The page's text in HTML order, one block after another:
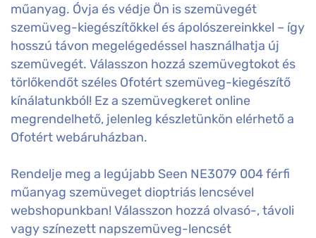
műanyag. Óvja és védje Ön is szemüvegét
szemüveg-kiegészítőkkel és ápolószereinkkel – így
hosszú távon megelégedéssel használhatja új
szemüvegét. Válasszon hozzá szemüvegtokot és
törlőkendőt széles Ofotért szemüveg-kiegészítő
kínálatunkból! Ez a szemüvegkeret online
megrendelhető, jelenleg készletünkön elérhető a
Ofotért webáruházban.
Rendelje meg a legújabb Seen NE3079 004 férfi
műanyag szemüveget dioptriás lencsével
webshopunkban! Válasszon hozzá olvasó-, távoli
vagy színezett napszemüveg-lencsét